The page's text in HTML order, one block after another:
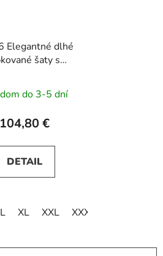
Elegantné dlhé
šaty s
tmavomodré
do 3-5 dní
104,80 €
DETAIL
L XL XXL XXXL